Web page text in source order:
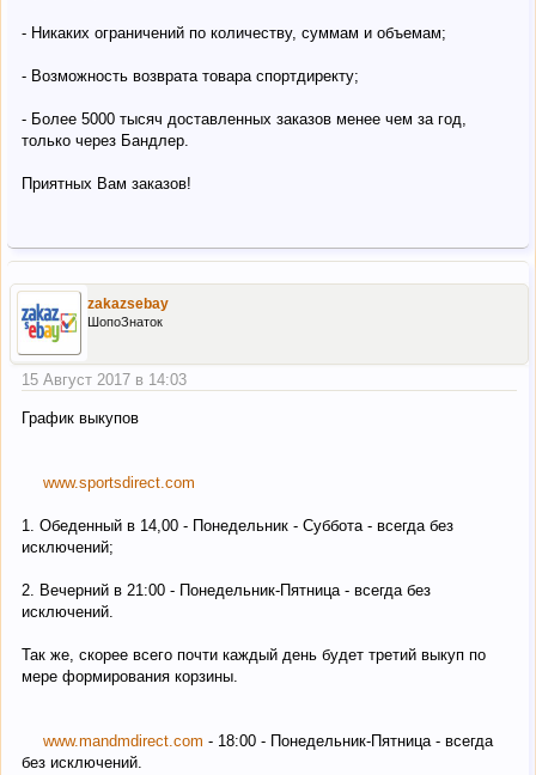
- Никаких ограничений по количеству, суммам и объемам;
- Возможность возврата товара спортдиректу;
- Более 5000 тысяч доставленных заказов менее чем за год,
только через Бандлер.
Приятных Вам заказов!
zakazsebay
ШопоЗнаток
15 Август 2017 в 14:03
График выкупов
www.sportsdirect.com
1. Обеденный в 14,00 - Понедельник - Суббота - всегда без
исключений;
2. Вечерний в 21:00 - Понедельник-Пятница - всегда без
исключений.
Так же, скорее всего почти каждый день будет третий выкуп по
мере формирования корзины.
www.mandmdirect.com - 18:00 - Понедельник-Пятница - всегда
без исключений.